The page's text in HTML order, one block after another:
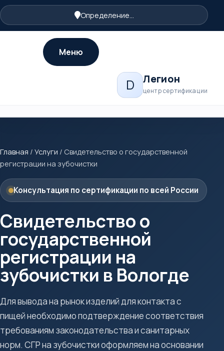
Определение...
D Легион
центр сертификации
Меню
Главная / Услуги / Свидетельство о государственной
регистрации на зубочистки
Консультация по сертификации по всей России
Свидетельство о
государственной
регистрации на
зубочистки в Вологде
Для вывода на рынок изделий для контакта с
пищей необходимо подтверждение соответствия
требованиям законодательства и санитарных
норм. СГР на зубочистки оформляем на основании